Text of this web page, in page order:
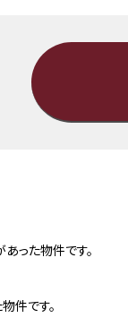
った物件です。
件です。